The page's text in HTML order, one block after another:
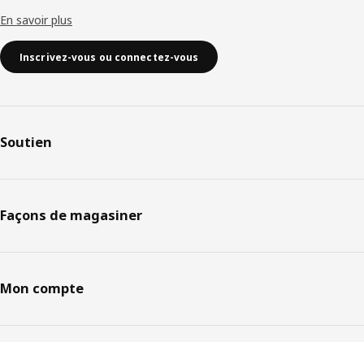
En savoir plus
Inscrivez-vous ou connectez-vous
Soutien
Façons de magasiner
Mon compte